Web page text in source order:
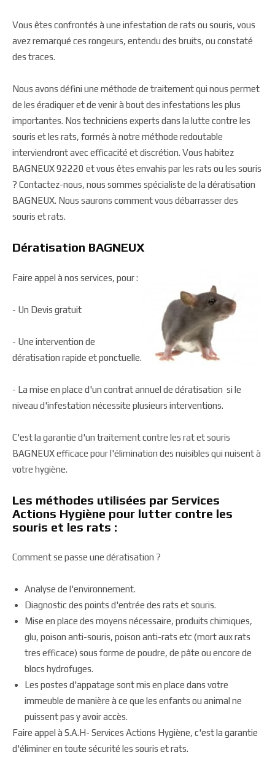
Vous êtes confrontés à une infestation de rats ou souris, vous
avez remarqué ces rongeurs, entendu des bruits, ou constaté
des traces.
Nous avons défini une méthode de traitement qui nous permet
de les éradiquer et de venir à bout des infestations les plus
importantes. Nos techniciens experts dans la lutte contre les
souris et les rats, formés à notre méthode redoutable
interviendront avec efficacité et discrétion. Vous habitez
BAGNEUX 92220 et vous êtes envahis par les rats ou les souris
? Contactez-nous, nous sommes spécialiste de la dératisation
BAGNEUX. Nous saurons comment vous débarrasser des
souris et rats.
Dératisation BAGNEUX
Faire appel à nos services, pour :
- Un Devis gratuit
- Une intervention de
dératisation rapide et ponctuelle.
- La mise en place d'un contrat annuel de dératisation si le
niveau d'infestation nécessite plusieurs interventions.
C'est la garantie d'un traitement contre les rat et souris
BAGNEUX efficace pour l'élimination des nuisibles qui nuisent à
votre hygiène.
Les méthodes utilisées par Services
Actions Hygiène pour lutter contre les
souris et les rats :
Comment se passe une dératisation ?
Analyse de l'environnement.
Diagnostic des points d'entrée des rats et souris.
Mise en place des moyens nécessaire, produits chimiques,
glu, poison anti-souris, poison anti-rats etc (mort aux rats
tres efficace) sous forme de poudre, de pâte ou encore de
blocs hydrofuges.
Les postes d'appatage sont mis en place dans votre
immeuble de manière à ce que les enfants ou animal ne
puissent pas y avoir accès.
Faire appel à S.A.H- Services Actions Hygiène, c'est la garantie
d'éliminer en toute sécurité les souris et rats.